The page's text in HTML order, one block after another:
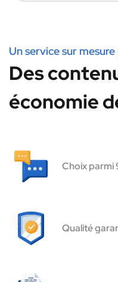
Un service sur
Des
économie
Choix parmi
Qualité